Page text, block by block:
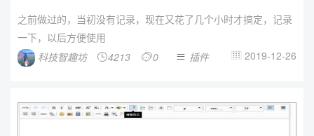
之前做过的，当初没有记录，现在又花了几个小时才搞定，记录
一下，以后方便使用
科技智趣坊
4213 0  插件  2019-12-26